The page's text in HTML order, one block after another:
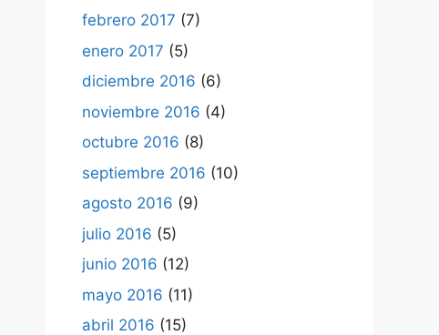
febrero 2017 (7)
enero 2017 (5)
diciembre 2016 (6)
noviembre 2016 (4)
octubre 2016 (8)
septiembre 2016 (10)
agosto 2016 (9)
julio 2016 (5)
junio 2016 (12)
mayo 2016 (11)
abril 2016 (15)